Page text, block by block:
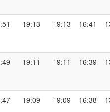
16:41
19:13
19:13
20:51
16:39
19:11
19:11
20:49
16:38
19:09
19:09
20:47